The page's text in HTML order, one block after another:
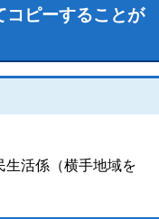
コピーすることが
生活係（横手地域を